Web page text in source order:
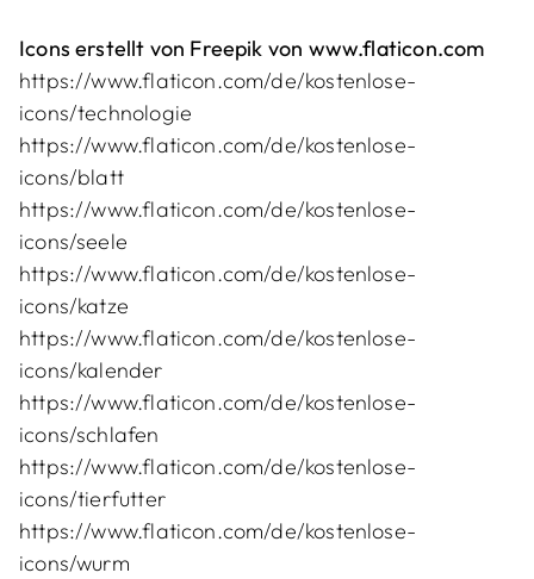
Icons erstellt von Freepik von www.flaticon.com
https://www.flaticon.com/de/kostenlose-
icons/technologie
https://www.flaticon.com/de/kostenlose-
icons/blatt
https://www.flaticon.com/de/kostenlose-
icons/seele
https://www.flaticon.com/de/kostenlose-
icons/katze
https://www.flaticon.com/de/kostenlose-
icons/kalender
https://www.flaticon.com/de/kostenlose-
icons/schlafen
https://www.flaticon.com/de/kostenlose-
icons/tierfutter
https://www.flaticon.com/de/kostenlose-
icons/wurm